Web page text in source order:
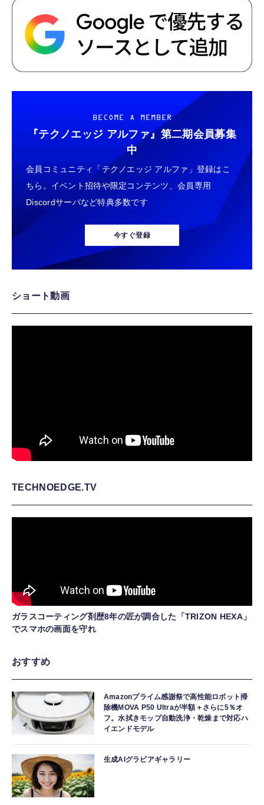
BECOME A MEMBER
『テクノエッジ アルファ』 第二期会員募集
中
会員コミュニティ「テクノエッジ アルファ」登録はこ
ちら。イベント招待や限定コンテンツ、会員専用
Discordサーバなど特典多数です
今すぐ登録
ショート動画
TECHNOEDGE.TV
ガラスコーティング剤歴8年の匠が調合した「TRIZON HEXA」
でスマホの画面を守れ
おすすめ
Amazonプライム感謝祭で高性能ロボット掃
除機MOVA P50 Ultraが半額＋さらに5％オ
フ。水拭きモップ自動洗浄・乾燥まで対応ハ
イエンドモデル
生成AIグラビアギャラリー